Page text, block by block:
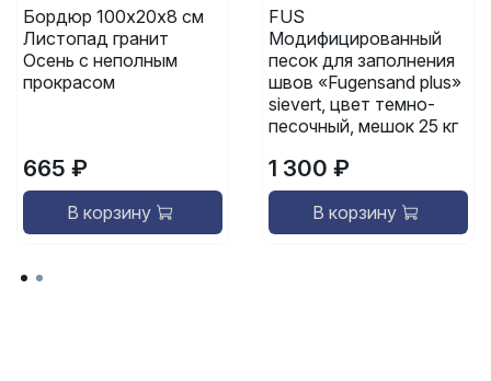
Бордюр 100х20х8 см
Листопад гранит
Осень с неполным
прокрасом
665 ₽
В корзину
FUS
Модифицированный
песок для заполнения
швов «Fugensand plus»
sievert, цвет темно-
песочный, мешок 25 кг
1 300 ₽
В корзину